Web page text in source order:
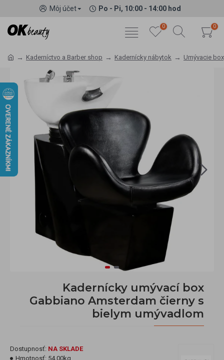
Môj účet Po - Pi, 10:00 - 14:00 hod
0 0
Kaderníctvo a Barber shop Kadernícky nábytok Umývacie
Kadernícky umývací box
Gabbiano Amsterdam čierny s
bielym umývadlom
Dostupnosť: NA SKLADE
Hmotnosť: 54.00kg